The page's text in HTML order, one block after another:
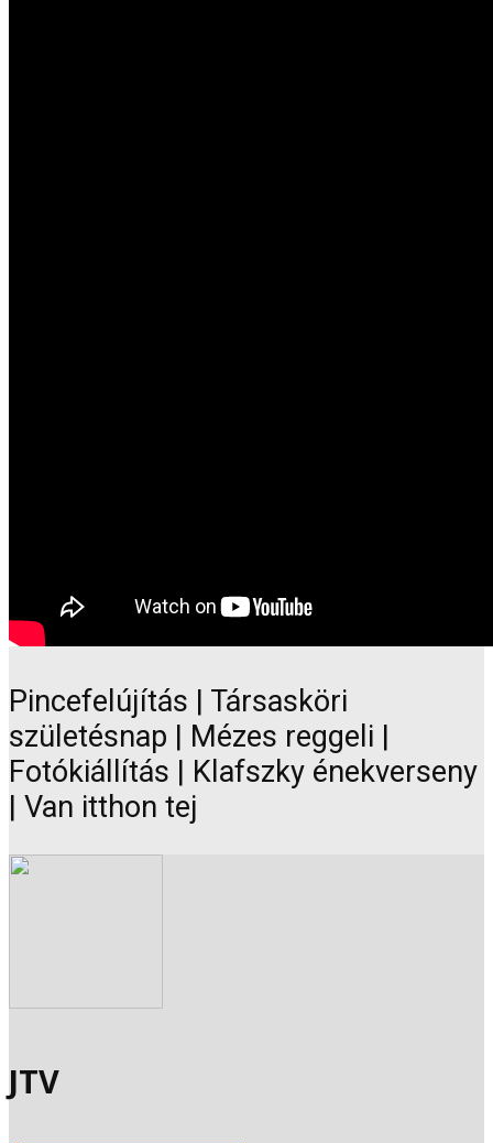
Pincefelújítás | Társasköri
születésnap | Mézes reggeli |
Fotókiállítás | Klafszky énekverseny
| Van itthon tej
JTV